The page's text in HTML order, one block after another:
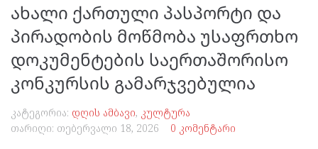
ახალი ქართული პასპორტი და
პირადობის მოწმობა უსაფრთხო
დოკუმენტების საერთაშორისო
კონკურსის გამარჯვებულია
კატეგორია: დღის ამბავი, კულტურა
თარიღი: თებერვალი 18, 2026 0 კომენტარი